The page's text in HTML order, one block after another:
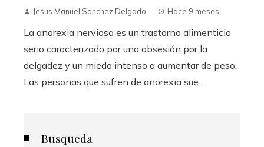
Jesus Manuel Sanchez Delgado Hace 9 meses
La anorexia nerviosa es un trastorno alimenticio
serio caracterizado por una obsesión por la
delgadez y un miedo intenso a aumentar de peso.
Las personas que sufren de anorexia sue...
Busqueda